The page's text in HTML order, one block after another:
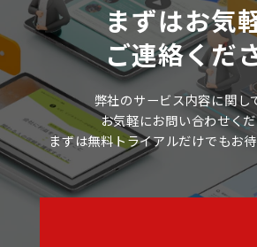
まずはお気
ご連絡くだ
弊社のサービス内容に関し
お気軽にお問い合わせく
まずは無料トライアルだけでもお待